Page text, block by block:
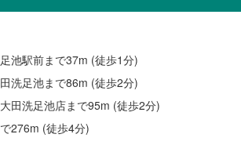
池駅前まで37m (徒歩1分)
洗足池まで86m (徒歩2分)
田洗足池店まで95m (徒歩2分)
276m (徒歩4分)